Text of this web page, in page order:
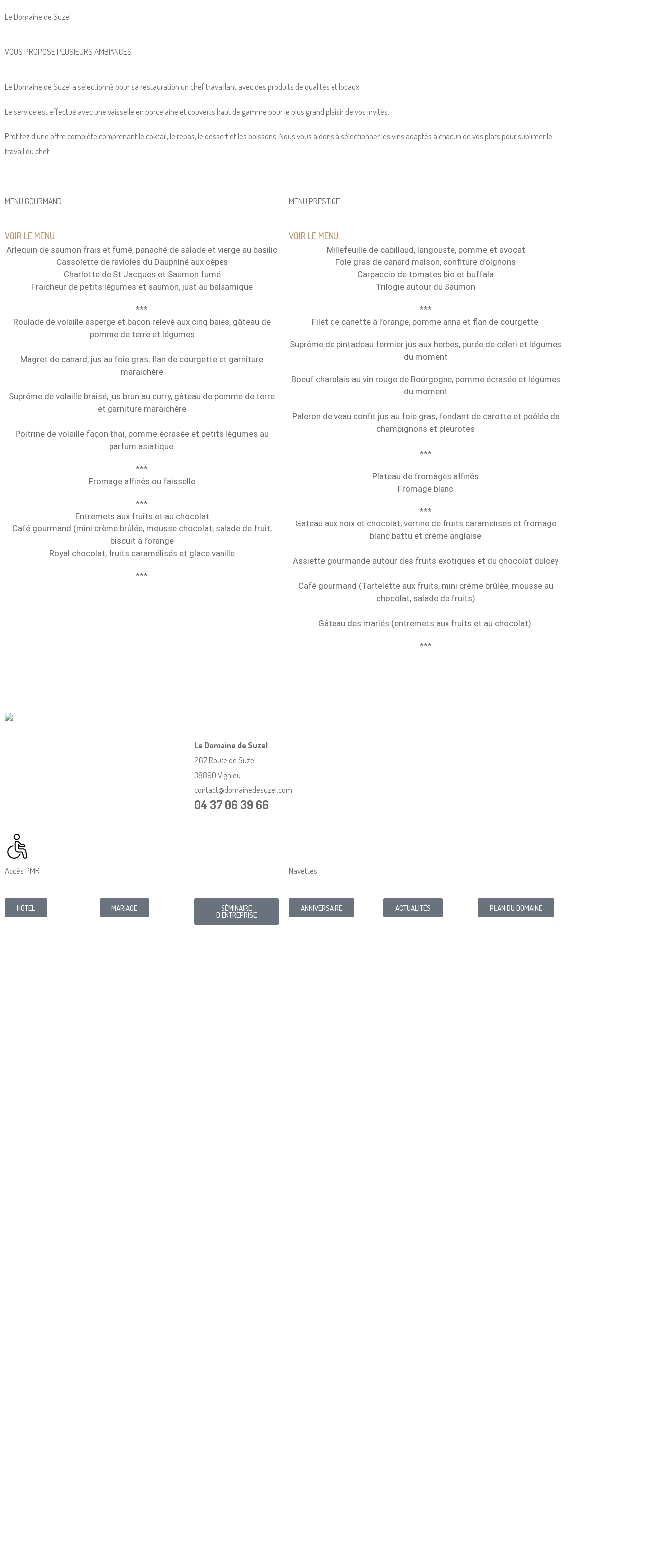
Le Domaine de Suzel
VOUS PROPOSE PLUSIEURS AMBIANCES
Le Domaine de Suzel a sélectionné pour sa restauration un chef travaillant avec des produits de qualités et locaux.
Le service est effectué avec une vaisselle en porcelaine et couverts haut de gamme pour le plus grand plaisir de vos invités.
Profitez d’une offre complète comprenant le coktail, le repas, le dessert et les boissons. Nous vous aidons à sélectionner les vins adaptés à chacun de vos plats pour sublimer le
travail du chef.
MENU GOURMAND
VOIR LE MENU
Arlequin de saumon frais et fumé, panaché de salade et vierge au basilic
Cassolette de ravioles du Dauphiné aux cèpes
Charlotte de St Jacques et Saumon fumé
Fraicheur de petits légumes et saumon, just au balsamique
***
Roulade de volaille asperge et bacon relevé aux cinq baies, gâteau de
pomme de terre et légumes
Magret de canard, jus au foie gras, flan de courgette et garniture
maraichère
Suprême de volaille braisé, jus brun au curry, gâteau de pomme de terre
et garniture maraichère
Poitrine de volaille façon thaï, pomme écrasée et petits légumes au
parfum asiatique
***
Fromage affinés ou faisselle
***
Entremets aux fruits et au chocolat
Café gourmand (mini crème brûlée, mousse chocolat, salade de fruit;
biscuit à l’orange
Royal chocolat, fruits caramélisés et glace vanille
***
MENU PRESTIGE
VOIR LE MENU
Millefeuille de cabillaud, langouste, pomme et avocat
Foie gras de canard maison, confiture d’oignons
Carpaccio de tomates bio et buffala
Trilogie autour du Saumon
***
Filet de canette à l’orange, pomme anna et flan de courgette
Suprême de pintadeau fermier jus aux herbes, purée de céleri et légumes
du moment
Boeuf charolais au vin rouge de Bourgogne, pomme écrasée et légumes
du moment
Paleron de veau confit jus au foie gras, fondant de carotte et poêlée de
champignons et pleurotes
***
Plateau de fromages affinés
Fromage blanc
***
Gâteau aux noix et chocolat, verrine de fruits caramélisés et fromage
blanc battu et crème anglaise
Assiette gourmande autour des fruits exotiques et du chocolat dulcey
Café gourmand (Tartelette aux fruits, mini crème brûlée, mousse au
chocolat, salade de fruits)
Gâteau des mariés (entremets aux fruits et au chocolat)
***
Le Domaine de Suzel
267 Route de Suzel
38890 Vignieu
contact@domainedesuzel.com
04 37 06 39 66
Accès PMR Navettes
HÔTEL MARIAGE SÉMINAIRE
D'ENTREPRISE
ANNIVERSAIRE ACTUALITÉS PLAN DU DOMAINE